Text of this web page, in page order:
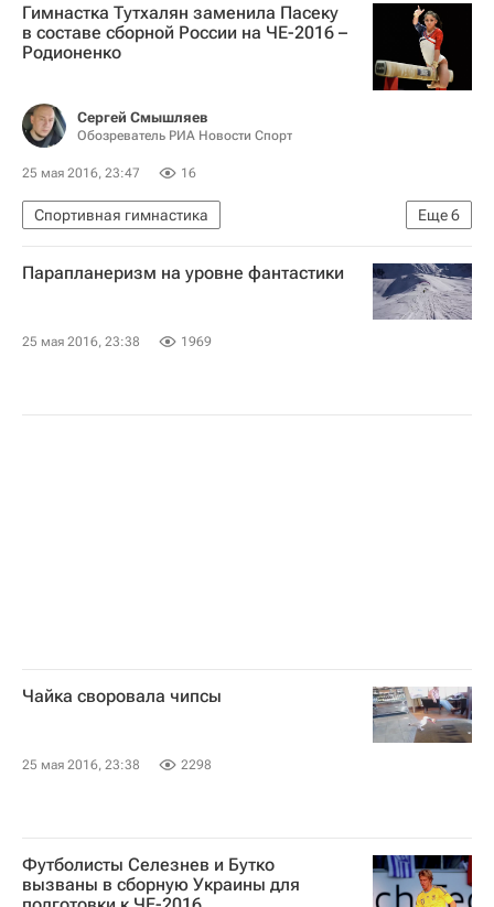
Гимнастка Тутхалян заменила Пасеку
в составе сборной России на ЧЕ-2016 –
Родионенко
Сергей Смышляев
Обозреватель РИА Новости Спорт
25 мая 2016, 23:47 16
Еще6
Спортивная гимнастика
Валентина Родионенко
Чемпионат Европы-2016 по спортивной гимнастике в швейцарском Берне, 26 мая - 5 июня
Сборная России по спортивной гимнастике
Парапланеризм на уровне фантастики
25 мая 2016, 23:38 1969
Чайка своровала чипсы
25 мая 2016, 23:38 2298
Футболисты Селезнев и Бутко
вызваны в сборную Украины для